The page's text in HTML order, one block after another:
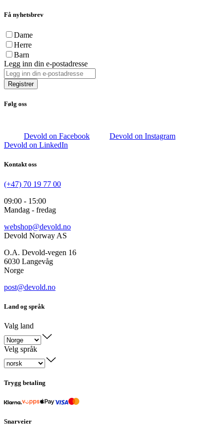
Få nyhetsbrev
Dame
Herre
Barn
Legg inn din e-postadresse
Registrer
Følg oss
Devold on Facebook
Devold on Instagram
Devold on LinkedIn
Kontakt oss
(+47) 70 19 77 00
09:00 - 15:00
Mandag - fredag
webshop@devold.no
Devold Norway AS
O.A. Devold-vegen 16
6030 Langevåg
Norge
post@devold.no
Land og språk
Valg land
Velg språk
Trygg betaling
Snarveier